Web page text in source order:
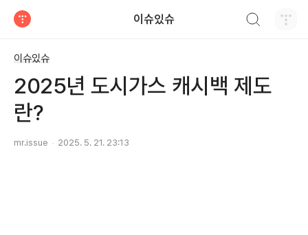
이슈있슈
이슈있슈
2025년 도시가스 캐시백 제도
란?
mr.issue 2025. 5. 21. 23:13